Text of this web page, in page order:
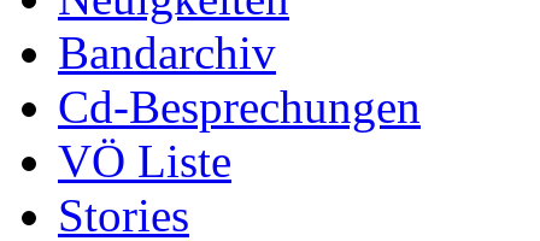
Bandarchiv
Cd-Besprechungen
VÖ Liste
Stories